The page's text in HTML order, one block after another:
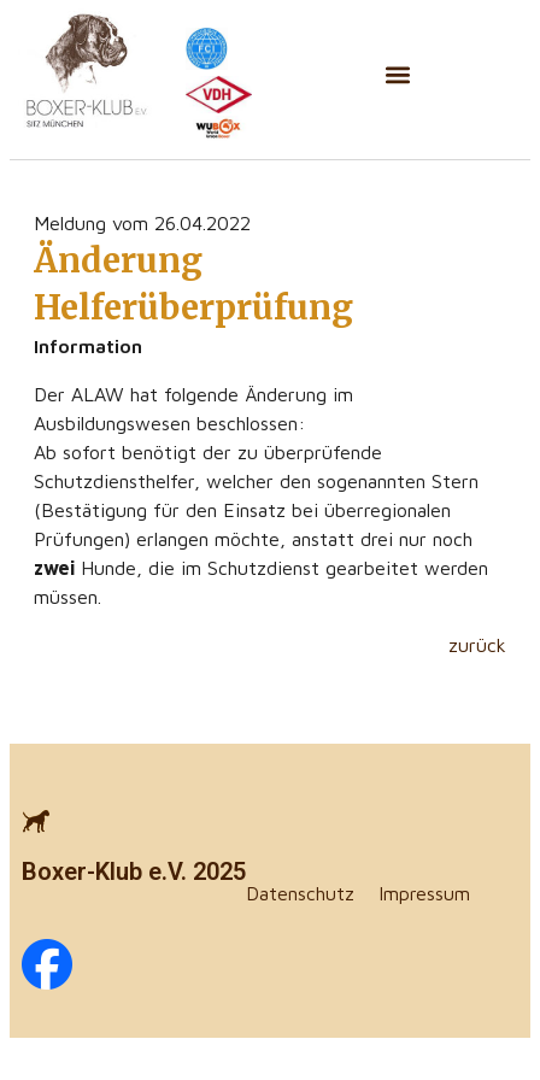
zurück
Meldung vom 26.04.2022
Änderung
Helferüberprüfung
Information
Der ALAW hat folgende Änderung im
Ausbildungswesen beschlossen:
Ab sofort benötigt der zu überprüfende
Schutzdiensthelfer, welcher den sogenannten Stern
(Bestätigung für den Einsatz bei überregionalen
Prüfungen) erlangen möchte, anstatt drei nur noch
zwei Hunde, die im Schutzdienst gearbeitet werden
müssen.
Boxer-Klub e.V. 2025
Datenschutz Impressum